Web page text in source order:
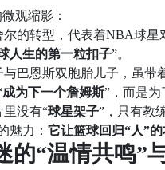
观缩影：
尔的转型，代表着NBA球星
人生的第一粒扣子”。
与巴恩斯双胞胎儿子，虽带
成为下一个詹姆斯”，而是为
里没有“球星架子”，只有教
魅力： 它让篮球回归“人”
的“温情共鸣”